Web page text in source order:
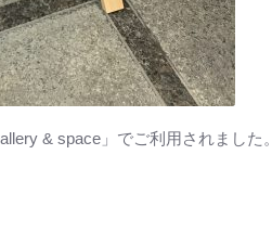
& space」でご利用されました。